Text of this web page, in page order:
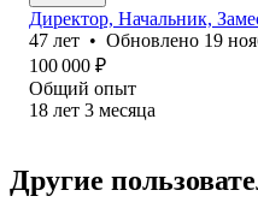
Директор, Начальник,
47 лет • Обновлено 19
100 000 ₽
Общий опыт
18 лет 3 месяца
Другие